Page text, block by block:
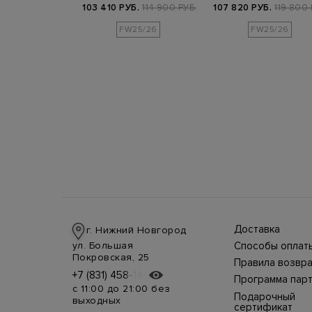
103 410 РУБ. 114 900 РУБ.
FW25/26
107 820 РУБ. 119 800
FW25/26
г. Нижний Новгород
ул. Большая
Покровская, 25
+7 (831) 458-14-75
+7 (831) 458-14-75
с 11:00 до 21:00 без
выходных
Доставка
производится
курьерской
СДЭК, DHL при
предоплате.
Возможные
дополнительные
расходы за
Способы
магазине
осуществляется
несколькими
способами:
наличными
Правила
Интернет-магазин
позволяет
товар в течение
недель с момента
Программа
Подарочный
сертификат